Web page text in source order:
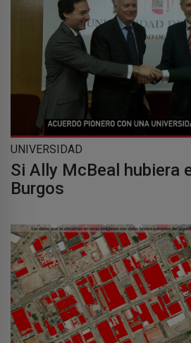
UNIVERSIDAD
Si Ally McBeal hubiera
Burgos